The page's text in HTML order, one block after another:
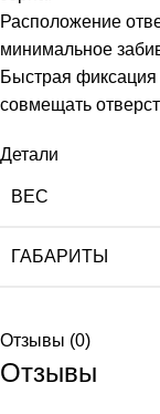
Расположение
минимальное
Быстрая фиксация
совмещать
Детали
ВЕС
ГАБАРИТЫ
Отзывы (0)
Отзывы